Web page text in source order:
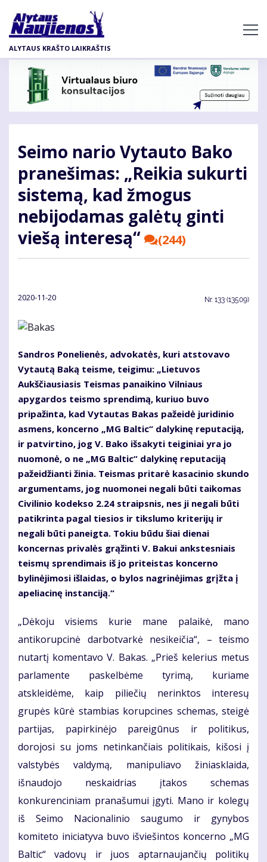
pagrindinį
turinį
ALYTAUS KRAŠTO LAIKRAŠTIS
Seimo nario Vytauto Bako
pranešimas: „Reikia sukurti
sistemą, kad žmogus
nebijodamas galėtų ginti
viešą interesą“
(244)
2020-11-20 Nr. 133 (13509)
Sandros Ponelienės, advokatės, kuri atstovavo
Vytautą Baką teisme, teigimu: „Lietuvos
Aukščiausiasis Teismas panaikino Vilniaus
apygardos teismo sprendimą, kuriuo buvo
pripažinta, kad Vytautas Bakas pažeidė juridinio
asmens, koncerno „MG Baltic“ dalykinę reputaciją,
ir patvirtino, jog V. Bako išsakyti teiginiai yra jo
nuomonė, o ne „MG Baltic“ dalykinę reputaciją
pažeidžianti žinia. Teismas pritarė kasacinio skundo
argumentams, jog nuomonei negali būti taikomas
Civilinio kodekso 2.24 straipsnis, nes ji negali būti
patikrinta pagal tiesios ir tikslumo kriterijų ir
negali būti paneigta. Tokiu būdu šiai dienai
koncernas privalės grąžinti V. Bakui ankstesniais
teismų sprendimais iš jo priteistas koncerno
bylinėjimosi išlaidas, o bylos nagrinėjimas grįžta į
apeliacinę instanciją.“
„Dėkoju visiems kurie mane palaikė, mano
antikorupcinė darbotvarkė nesikeičia“, – teismo
nutartį komentavo V. Bakas. „Prieš kelerius metus
parlamente paskelbėme tyrimą, kuriame
atskleidėme, kaip piliečių nerinktos interesų
grupės kūrė stambias korupcines schemas, steigė
partijas, papirkinėjo pareigūnus ir politikus,
dorojosi su joms netinkančiais politikais, kišosi į
valstybės valdymą, manipuliavo žiniasklaida,
išnaudojo neskaidrias įtakos schemas
konkurenciniam pranašumui įgyti. Mano ir kolegų
iš Seimo Nacionalinio saugumo ir gynybos
komiteto iniciatyva buvo išviešintos koncerno „MG
Baltic“ vadovų ir juos aptarnaujančių politikų